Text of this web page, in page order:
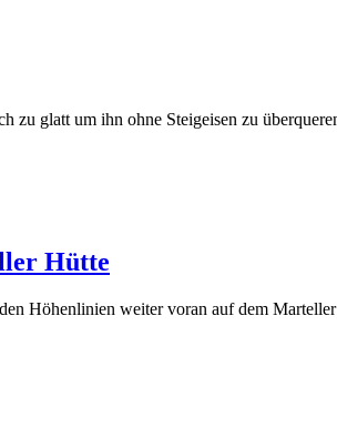
zu glatt um ihn ohne Steigeisen zu
Hütte
Höhenlinien weiter voran auf dem